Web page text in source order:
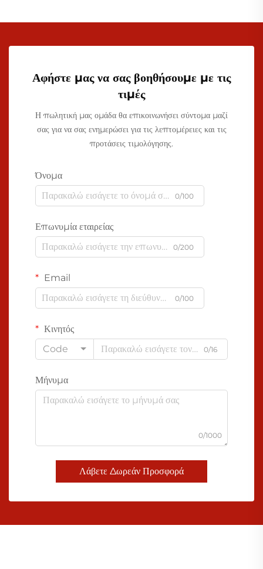
Αφήστε μας να σας βοηθήσουμε με τις
τιμές
Η πωλητική μας ομάδα θα επικοινωνήσει σύντομα μαζί
σας για να σας ενημερώσει για τις λεπτομέρειες και τις
προτάσεις τιμολόγησης.
Όνομα
0/100
Επωνυμία εταιρείας
0/200
Email
0/100
Κινητός
Code
0/16
Μήνυμα
0/1000
Λάβετε Δωρεάν Προσφορά